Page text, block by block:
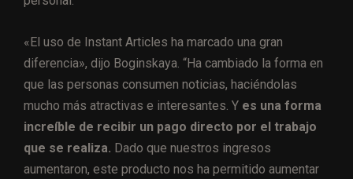
«El uso de Instant Articles ha marcado una gran
diferencia», dijo Boginskaya. “Ha cambiado la forma en
que las personas consumen noticias, haciéndolas
mucho más atractivas e interesantes. Y es una forma
increíble de recibir un pago directo por el trabajo
que se realiza. Dado que nuestros ingresos
aumentaron, este producto nos ha permitido aumentar